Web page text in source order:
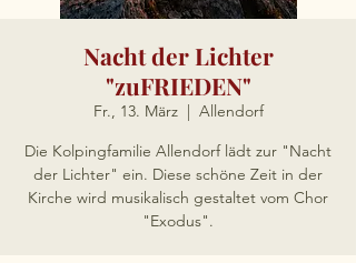
Nacht der Lichter
"zuFRIEDEN"
Fr., 13. März
  |
Allendorf
Die Kolpingfamilie Allendorf lädt zur "Nacht
der Lichter" ein. Diese schöne Zeit in der
Kirche wird musikalisch gestaltet vom Chor
"Exodus".